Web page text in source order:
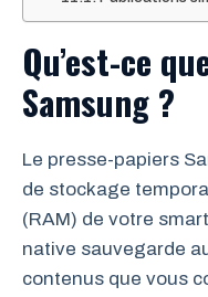
Qu’est-ce
Samsung ?
Le presse-papiers
de stockage
(RAM) de votre
native sauvegarde
contenus que vous